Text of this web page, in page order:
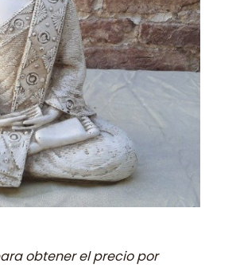
obtener el precio por